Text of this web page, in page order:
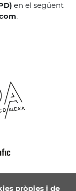
en el següent
.
pròpies i de